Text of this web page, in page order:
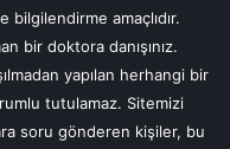
bilgilendirme amaçlıdır.
bir doktora danışınız.
yapılan herhangi bir
tutulamaz. Sitemizi
soru gönderen kişiler, bu